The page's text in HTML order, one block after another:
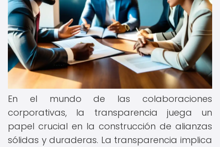
En el mundo de las colaboraciones
corporativas, la transparencia juega un
papel crucial en la construcción de alianzas
sólidas y duraderas. La transparencia implica